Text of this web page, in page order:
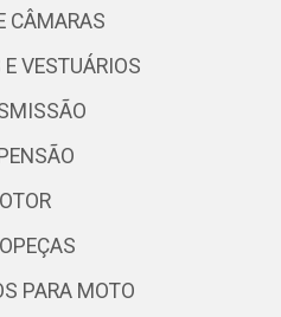
CÂMARAS
E VESTUÁRIOS
PARA MOTO